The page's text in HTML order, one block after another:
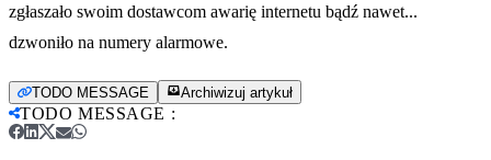
zgłaszało swoim dostawcom awarię internetu bądź nawet...
dzwoniło na numery alarmowe.
TODO MESSAGE Archiwizuj artykuł
TODO MESSAGE :